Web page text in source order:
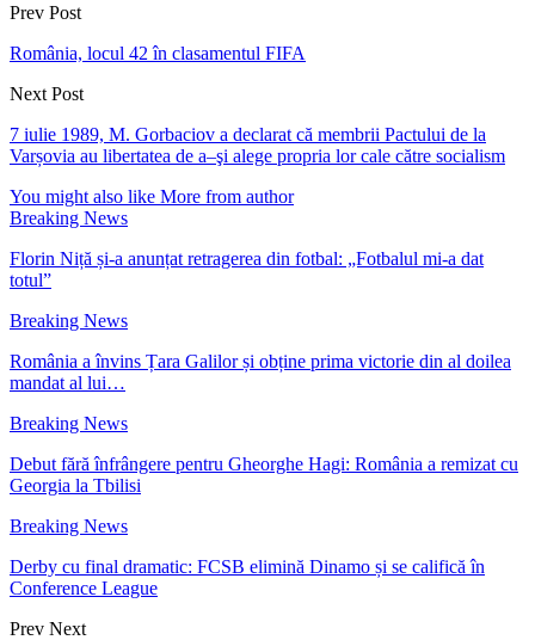
Prev Post
România, locul 42 în clasamentul FIFA
Next Post
7 iulie 1989, M. Gorbaciov a declarat că membrii Pactului de la
Varșovia au libertatea de a–şi alege propria lor cale către socialism
You might also like More from author
Breaking News
Florin Niță și-a anunțat retragerea din fotbal: „Fotbalul mi-a dat
totul”
Breaking News
România a învins Țara Galilor și obține prima victorie din al doilea
mandat al lui…
Breaking News
Debut fără înfrângere pentru Gheorghe Hagi: România a remizat cu
Georgia la Tbilisi
Breaking News
Derby cu final dramatic: FCSB elimină Dinamo și se califică în
Conference League
Prev Next